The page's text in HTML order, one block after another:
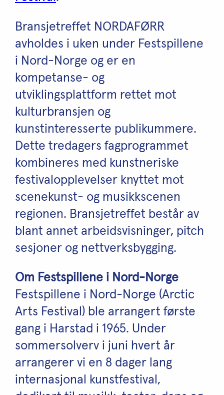
Bransjetreffet NORDAFØRR
avholdes i uken under Festspillene
i Nord-Norge og er en
kompetanse- og
utviklingsplattform rettet mot
kulturbransjen og
kunstinteresserte publikummere.
Dette tredagers fagprogrammet
kombineres med kunstneriske
festivalopplevelser knyttet mot
scenekunst- og musikkscenen
regionen. Bransjetreffet består av
blant annet arbeidsvisninger, pitch
sesjoner og nettverksbygging.
Om Festspillene i Nord-Norge
Festspillene i Nord-Norge (Arctic
Arts Festival) ble arrangert første
gang i Harstad i 1965. Under
sommersolverv i juni hvert år
arrangerer vi en 8 dager lang
internasjonal kunstfestival,